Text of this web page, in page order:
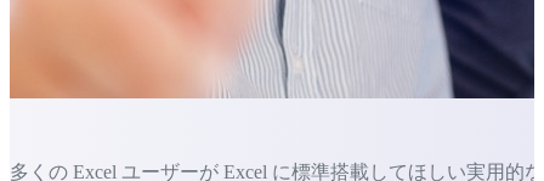
多くの Excel ユーザーが Excel に標準搭載してほしい実用的な